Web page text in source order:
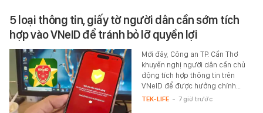
5 loại thông tin, giấy tờ người dân cần sớm tích
hợp vào VNeID để tránh bỏ lỡ quyền lợi
Mới đây, Công an TP. Cần Thơ
khuyến nghị người dân cần chủ
động tích hợp thông tin trên
VNeID để được hưởng chính…
TEK-LIFE - 7 giờ trước